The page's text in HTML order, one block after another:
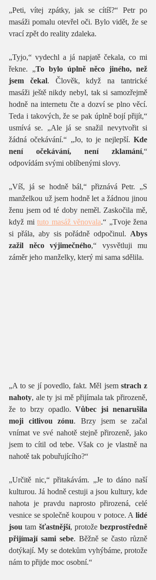
„Peti, vítej zpátky, jak se cítíš?“ Petr po
masáži pomalu otevřel oči. Bylo vidět, že se
vrací zpět do reality zdaleka.
„Tyjo,“ vydechl a já napjatě čekala, co mi
řekne. „To bylo úplně něco jiného, než
jsem čekal. Člověk, když na tantrické
masáži ještě nikdy nebyl, tak si samozřejmě
hodně na internetu čte a dozví se plno věcí.
Teda i takových, že se pak úplně bojí přijít,“
usmívá se. „Ale já se snažil nevytvořit si
žádná očekávání.“ „Jo, to je nejlepší. Kde
není očekávání, není zklamání,“
odpovídám svými oblíbenými slovy.
„Víš, já se hodně bál,“ přiznává Petr. „S
manželkou už jsem hodně let a žádnou jinou
ženu jsem od té doby neměl. Zaskočila mě,
když mi tuto masáž věnovala.“ „Tvoje žena
si přála, aby sis pořádně odpočinul. Abys
zažil něco výjimečného,“ vysvětluji mu
záměr jeho manželky, který mi sama sdělila.
„A to se jí povedlo, fakt. Měl jsem strach z
nahoty, ale ty jsi mě přijímala tak přirozeně,
že to brzy opadlo. Vůbec jsi nenarušila
moji citlivou zónu. Brzy jsem se začal
vnímat ve své nahotě stejně přirozeně, jako
jsem to cítil od tebe. Však co je vlastně na
nahotě tak pobuřujícího?“
„Určitě nic,“ přitakávám. „Je to dáno naší
kulturou. Já hodně cestuji a jsou kultury, kde
nahota je pravdu naprosto přirozená, celé
vesnice se společně koupou v potoce. A lidé
jsou tam šťastnější, protože bezprostředně
přijímají sami sebe. Běžně se často různě
dotýkají. My se dotekům vyhýbáme, protože
nám to přijde moc osobní.“